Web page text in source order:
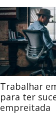
Trabalhar
para ter
empreitada